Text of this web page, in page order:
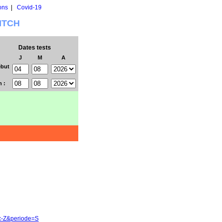
| Covid-19
Dates tests
J M
A
:
Z&periode=S